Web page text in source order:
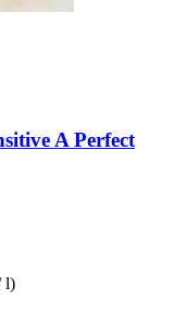
A Perfect
l)